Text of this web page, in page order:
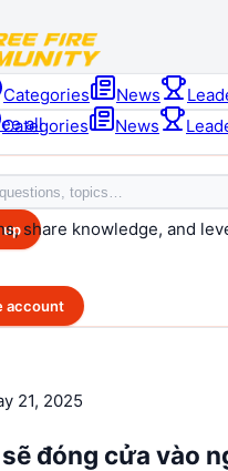
Categories News
up
Categories News
all
share knowledge, and
account
21, 2025
đóng cửa vào